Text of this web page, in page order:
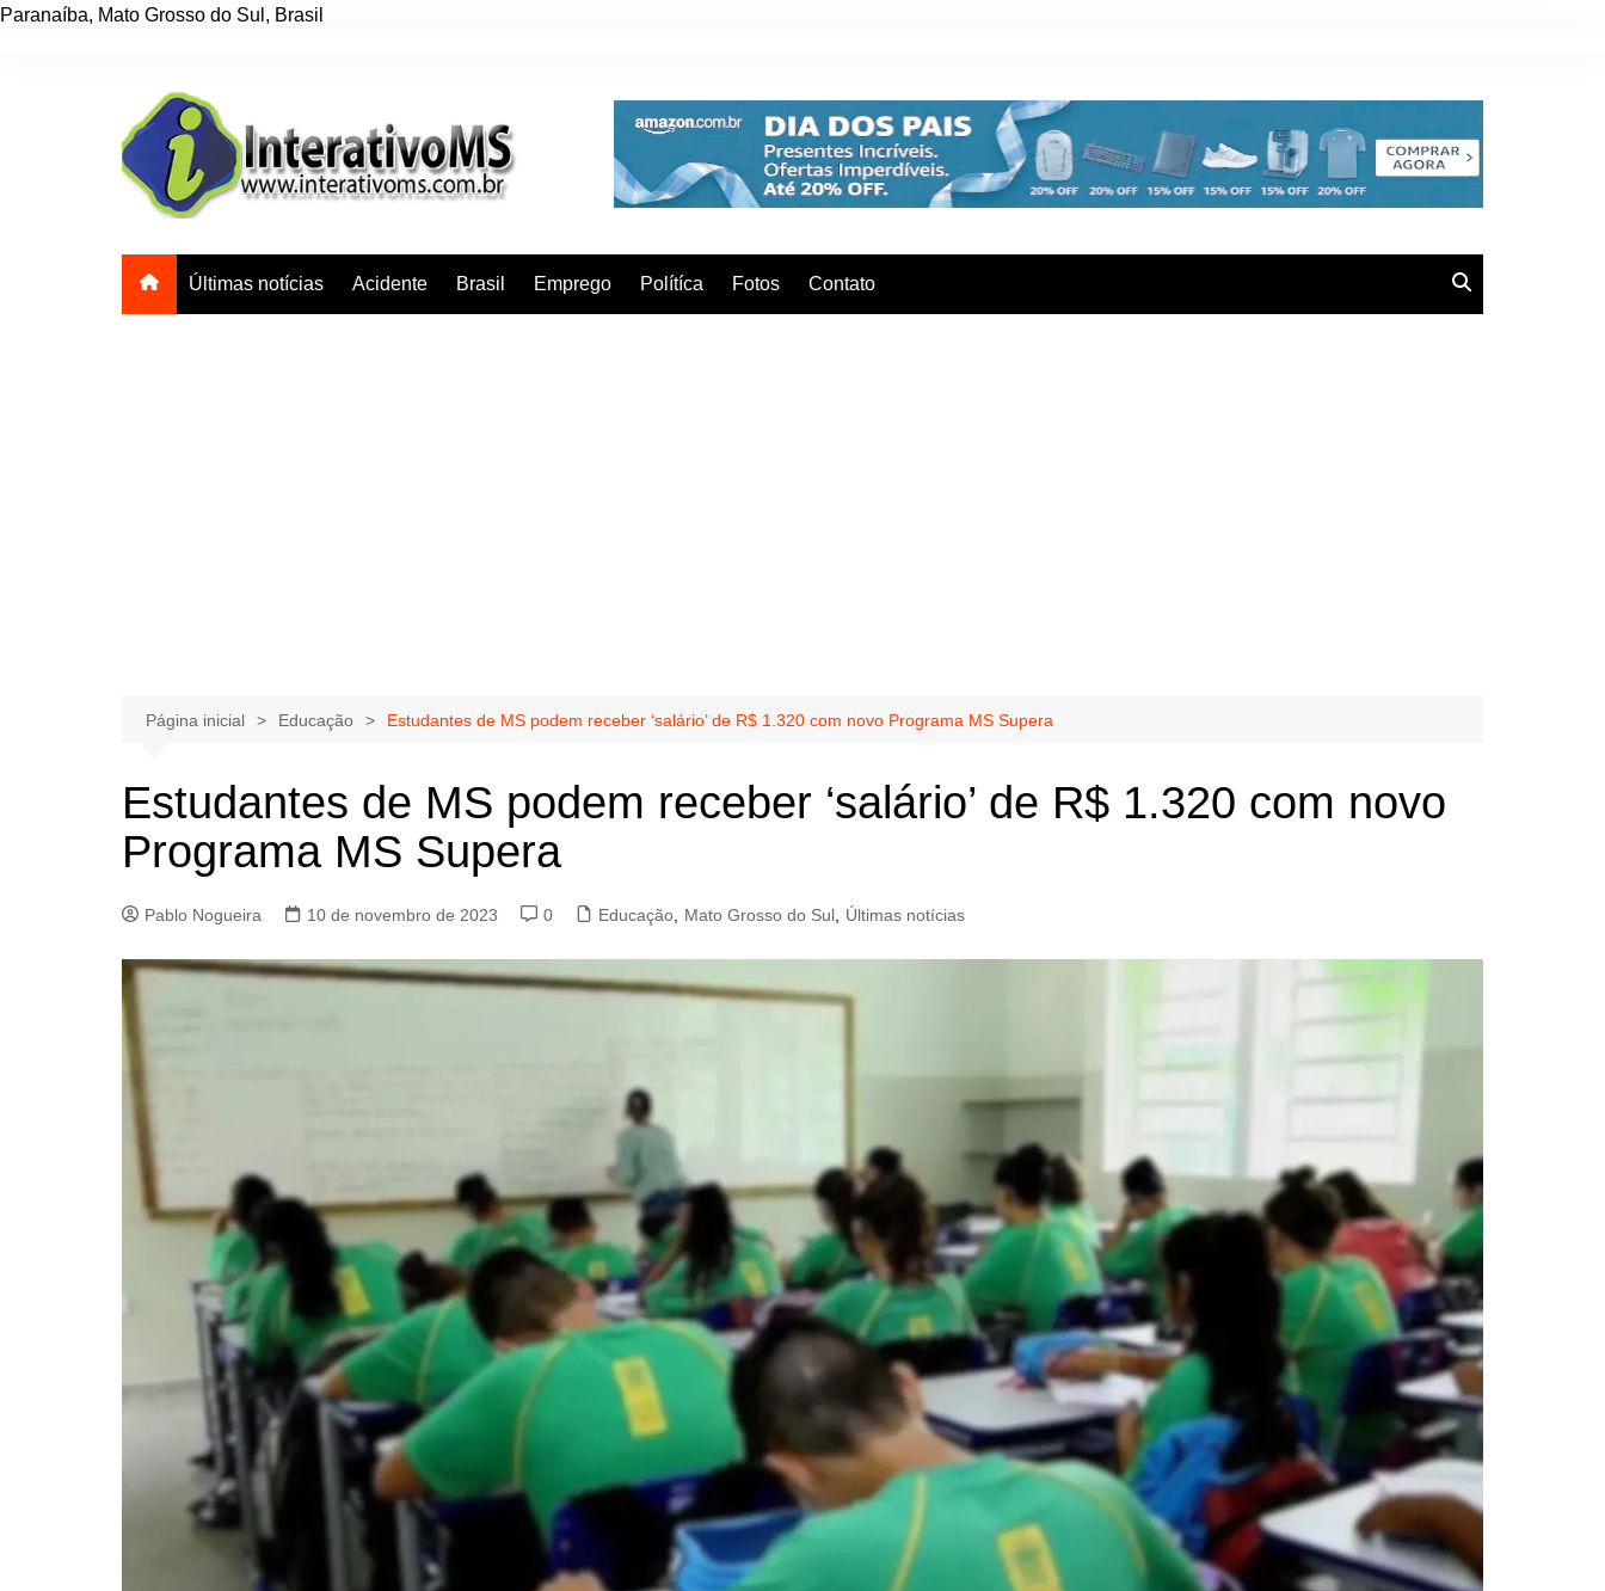
Paranaíba, Mato Grosso do Sul , Brasil
Últimas notícias Acidente Brasil Emprego Polítíca Fotos Contato
Página inicial Educação Estudantes de MS podem receber ‘salário’ de R$ 1.320 com novo Programa MS Supera
Estudantes de MS podem receber ‘salário’ de R$ 1.320 com novo
Programa MS Supera
Pablo Nogueira 10 de novembro de 2023 0 Educação Mato Grosso do Sul Últimas notícias